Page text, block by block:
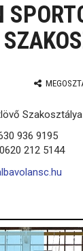
Szakosztálya
936 9195
212 5144